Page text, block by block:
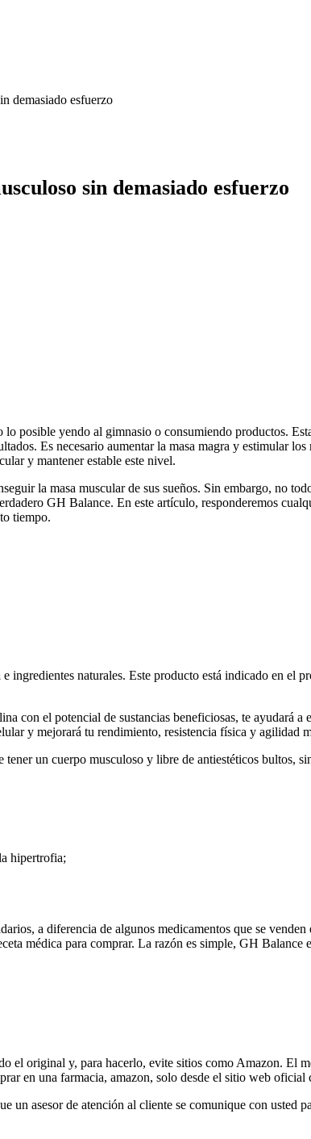
demasiado esfuerzo
sin demasiado esfuerzo
posible yendo al gimnasio o consumiendo productos.
Es necesario aumentar la masa magra y estimular
y mantener estable este nivel.
la masa muscular de sus sueños. Sin embargo, no
GH Balance. En este artículo, responderemos
tiempo.
naturales. Este producto está indicado en el
con el potencial de sustancias beneficiosas, te ayudará
y mejorará tu rendimiento, resistencia física y agilidad
un cuerpo musculoso y libre de antiestéticos bultos,
hipertrofia;
a diferencia de algunos medicamentos que se
médica para comprar. La razón es simple, GH Balance
el original y, para hacerlo, evite sitios como Amazon. El
en una farmacia, amazon, solo desde el sitio web oficial
asesor de atención al cliente se comunique con usted